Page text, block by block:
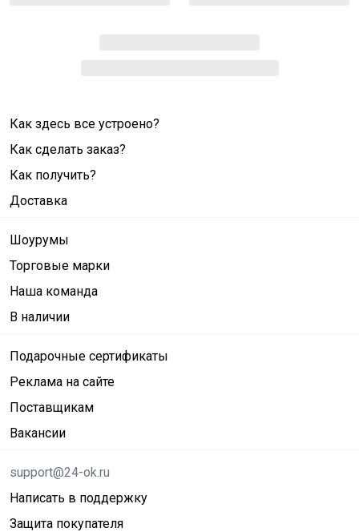
Как здесь все устроено?
Как сделать заказ?
Как получить?
Доставка
Шоурумы
Торговые марки
Наша команда
В наличии
Подарочные сертификаты
Реклама на сайте
Поставщикам
Вакансии
support@24-ok.ru
Написать в поддержку
Защита покупателя